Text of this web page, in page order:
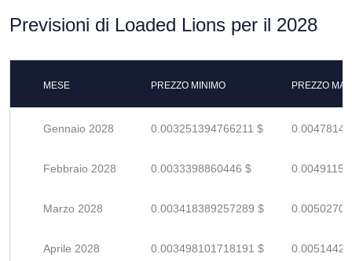
Previsioni di Loaded Lions per il 2028
MESE PREZZO MINIMO PREZZO
Gennaio 2028 0.003251394766211 $
Febbraio 2028 0.0033398860446 $
Marzo 2028 0.003418389257289 $
Aprile 2028 0.003498101718191 $